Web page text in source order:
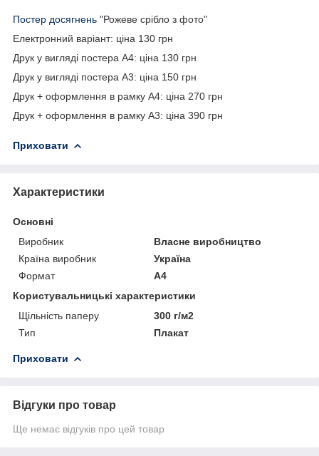
Постер досягнень "Рожеве срібло з фото"
Електронний варіант: ціна 130 грн
Друк у вигляді постера А4: ціна 130 грн
Друк у вигляді постера А3: ціна 150 грн
Друк + оформлення в рамку А4: ціна 270 грн
Друк + оформлення в рамку А3: ціна 390 грн
Приховати
Характеристики
Основні
Виробник
Власне виробництво
Країна виробник
Україна
Формат
A4
Користувальницькі характеристики
Щільність паперу
300 г/м2
Тип
Плакат
Приховати
Відгуки про товар
Ще немає відгуків про цей товар